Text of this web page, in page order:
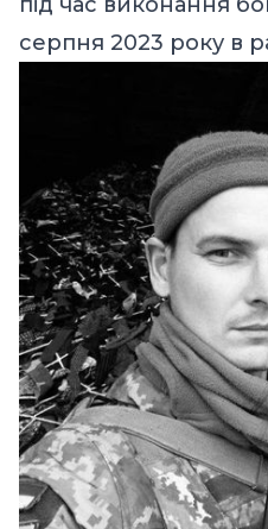
серпня 2023 року в